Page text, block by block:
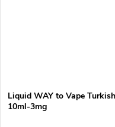
Liquid WAY to Vape Turkish
10ml-3mg